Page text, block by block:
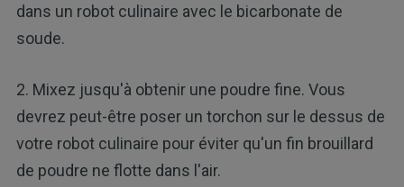
dans un robot culinaire avec le bicarbonate de
soude.
2. Mixez jusqu'à obtenir une poudre fine. Vous
devrez peut-être poser un torchon sur le dessus de
votre robot culinaire pour éviter qu'un fin brouillard
de poudre ne flotte dans l'air.